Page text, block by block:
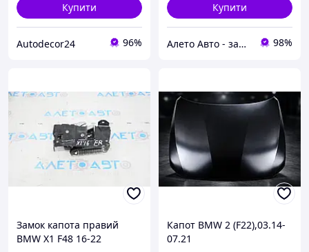
Купити
Autodecor24 96%
Купити
Алето Авто - запчастини на авто зі США 98%
Замок капота правий
BMW X1 F48 16-22
Капот BMW 2 (F22),03.14-
07.21